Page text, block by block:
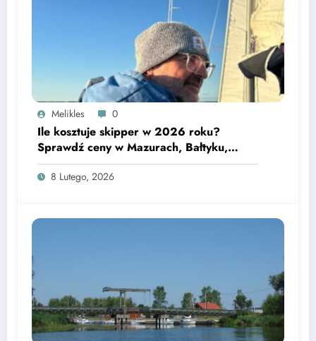
Melikles 0
Ile kosztuje skipper w 2026 roku?
Sprawdź ceny w Mazurach, Bałtyku,
Grecji, Chorwacji i Hiszpanii oraz
obowiązki skippera na rejsie
8 Lutego, 2026